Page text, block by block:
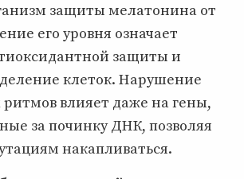
защиты мелатонина от
его уровня означает
защиты и
клеток. Нарушение
влияет даже на гены,
за починку ДНК, позволяя
накапливаться.